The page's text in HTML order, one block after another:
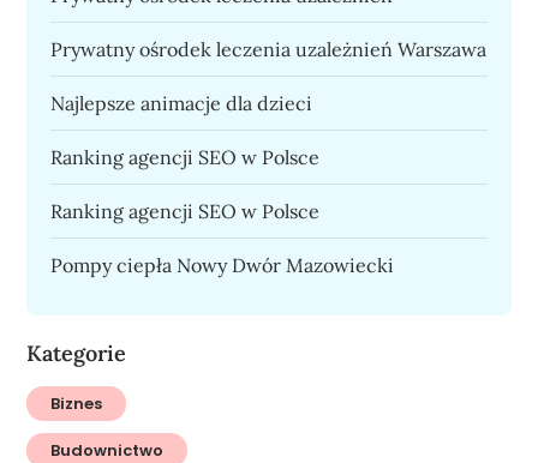
Prywatny ośrodek leczenia uzależnień Warszawa
Najlepsze animacje dla dzieci
Ranking agencji SEO w Polsce
Ranking agencji SEO w Polsce
Pompy ciepła Nowy Dwór Mazowiecki
Kategorie
Biznes
Budownictwo